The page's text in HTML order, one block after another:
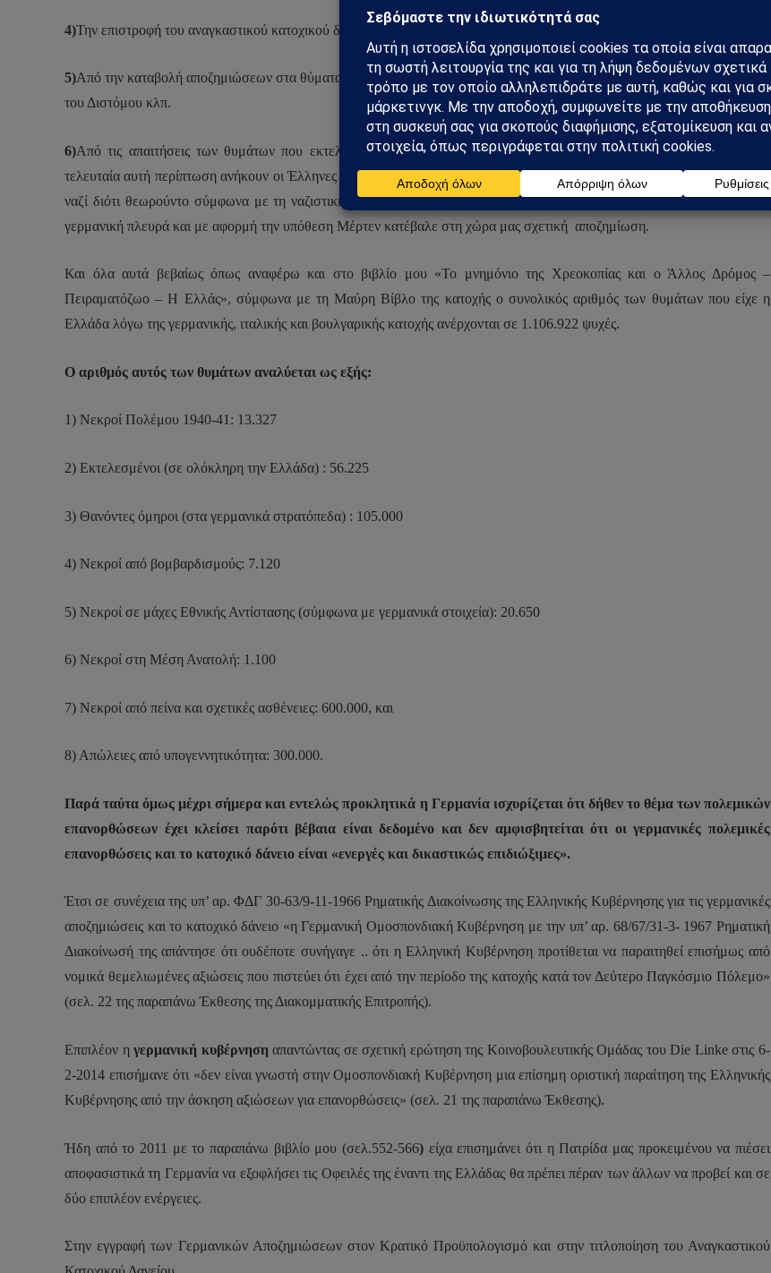
4)Την επιστροφή του αναγκαστικού κατοχικού δανείου.
5)Από την καταβολή αποζημιώσεων στα θύματα των θηριωδιών του γερμανικού στρατού κατοχής, όπως είναι η περίπτωση
του Διστόμου κλπ.
6)Από τις απαιτήσεις των θυμάτων που εκτελέστηκαν από τους ναζί λόγω της εθνικοσοσιαλιστικής ιδεολογίας. Στη
τελευταία αυτή περίπτωση ανήκουν οι Έλληνες Εβραίοι, οι τσιγγάνοι, οι ομοφυλόφιλοι κλπ που εξολοθρεύθηκαν από τους
ναζί διότι θεωρούντο σύμφωνα με τη ναζιστική ιδεολογία ως κατώτερα όντα. Για την περίπτωση αυτή και μόνο αυτή η
γερμανική πλευρά και με αφορμή την υπόθεση Μέρτεν κατέβαλε στη χώρα μας σχετική αποζημίωση.
Και όλα αυτά βεβαίως όπως αναφέρω και στο βιβλίο μου «Το μνημόνιο της Χρεοκοπίας και ο Άλλος Δρόμος –
Πειραματόζωο – Η Ελλάς», σύμφωνα με τη Μαύρη Βίβλο της κατοχής ο συνολικός αριθμός των θυμάτων που είχε η
Ελλάδα λόγω της γερμανικής, ιταλικής και βουλγαρικής κατοχής ανέρχονται σε 1.106.922 ψυχές.
Ο αριθμός αυτός των θυμάτων αναλύεται ως εξής:
1) Νεκροί Πολέμου 1940-41: 13.327
2) Εκτελεσμένοι (σε ολόκληρη την Ελλάδα) : 56.225
3) Θανόντες όμηροι (στα γερμανικά στρατόπεδα) : 105.000
4) Νεκροί από βομβαρδισμούς: 7.120
5) Νεκροί σε μάχες Εθνικής Αντίστασης (σύμφωνα με γερμανικά στοιχεία): 20.650
6) Νεκροί στη Μέση Ανατολή: 1.100
7) Νεκροί από πείνα και σχετικές ασθένειες: 600.000, και
8) Απώλειες από υπογεννητικότητα: 300.000.
Παρά ταύτα όμως μέχρι σήμερα και εντελώς προκλητικά η Γερμανία ισχυρίζεται ότι δήθεν το θέμα των πολεμικών
επανορθώσεων έχει κλείσει παρότι βέβαια είναι δεδομένο και δεν αμφισβητείται ότι οι γερμανικές πολεμικές
επανορθώσεις και το κατοχικό δάνειο είναι «ενεργές και δικαστικώς επιδιώξιμες».
Έτσι σε συνέχεια της υπ’ αρ. ΦΔΓ 30-63/9-11-1966 Ρηματικής Διακοίνωσης της Ελληνικής Κυβέρνησης για τις γερμανικές
αποζημιώσεις και το κατοχικό δάνειο «η Γερμανική Ομοσπονδιακή Κυβέρνηση με την υπ’ αρ. 68/67/31-3- 1967 Ρηματική
Διακοίνωσή της απάντησε ότι ουδέποτε συνήγαγε .. ότι η Ελληνική Κυβέρνηση προτίθεται να παραιτηθεί επισήμως από
νομικά θεμελιωμένες αξιώσεις που πιστεύει ότι έχει από την περίοδο της κατοχής κατά τον Δεύτερο Παγκόσμιο Πόλεμο»
(σελ. 22 της παραπάνω Έκθεσης της Διακομματικής Επιτροπής).
Επιπλέον η γερμανική κυβέρνησηαπαντώντας σε σχετική ερώτηση της Κοινοβουλευτικής Ομάδας του Die Linke στις 6-
2-2014 επισήμανε ότι «δεν είναι γνωστή στην Ομοσπονδιακή Κυβέρνηση μια επίσημη οριστική παραίτηση της Ελληνικής
Κυβέρνησης από την άσκηση αξιώσεων για επανορθώσεις» (σελ. 21 της παραπάνω Έκθεσης).
Ήδη από το 2011 με το παραπάνω βιβλίο μου (σελ.552-566) είχα επισημάνει ότι η Πατρίδα μας προκειμένου να πιέσει
αποφασιστικά τη Γερμανία να εξοφλήσει τις Οφειλές της έναντι της Ελλάδας θα πρέπει πέραν των άλλων να προβεί και σε
δύο επιπλέον ενέργειες.
Στην εγγραφή των Γερμανικών Αποζημιώσεων στον Κρατικό Προϋπολογισμό και στην τιτλοποίηση του Αναγκαστικού